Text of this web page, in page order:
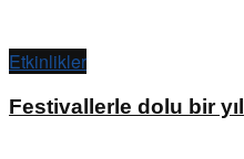
Etkinlikler
Festivallerle dolu bir yıl